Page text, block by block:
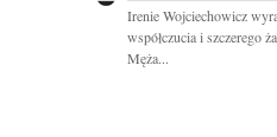
Irenie Wojciechowicz
współczucia i szczerego
Męża...